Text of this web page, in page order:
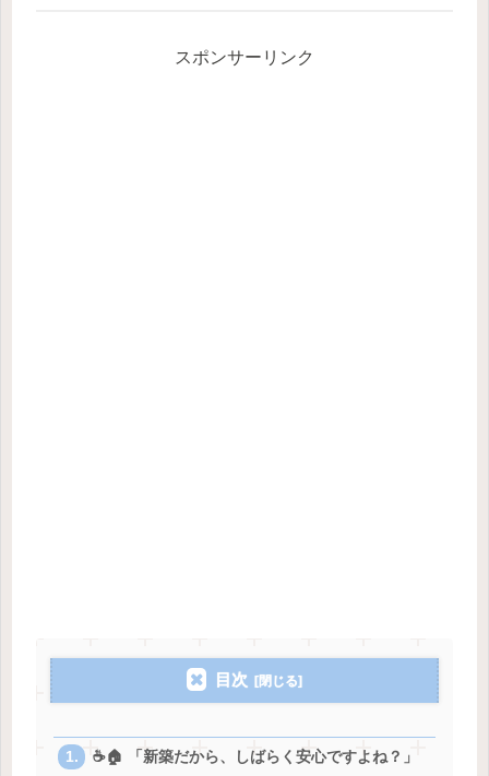
スポンサーリンク
目次
☕️🏠 「新築だから、しばらく安心ですよね？」